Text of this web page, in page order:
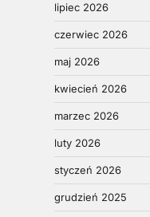
lipiec 2026
czerwiec 2026
maj 2026
kwiecień 2026
marzec 2026
luty 2026
styczeń 2026
grudzień 2025